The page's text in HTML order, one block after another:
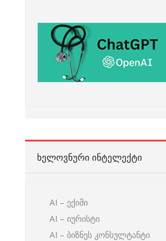
ᲮᲔᲚᲝᲕᲜᲣᲠᲘ ᲘᲜᲢᲔᲚᲔᲥᲢᲘ
AI – ექიმი
AI – იურისტი
AI – ბიზნეს კონსულტანტი